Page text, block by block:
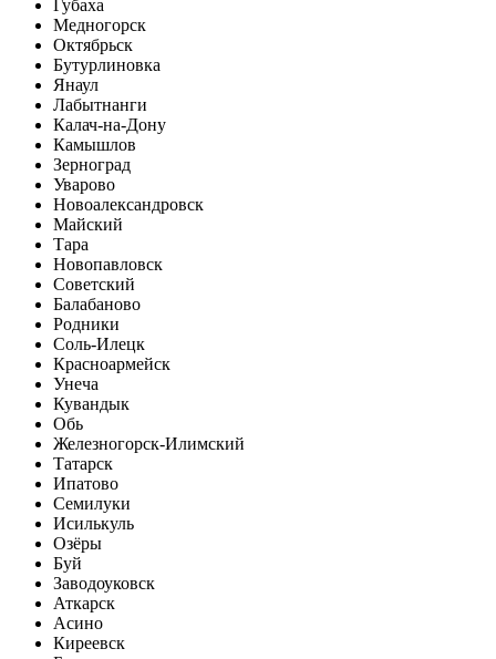
Губаха
Медногорск
Октябрьск
Бутурлиновка
Янаул
Лабытнанги
Калач-на-Дону
Камышлов
Зерноград
Уварово
Новоалександровск
Майский
Тара
Новопавловск
Советский
Балабаново
Родники
Соль-Илецк
Красноармейск
Унеча
Кувандык
Обь
Железногорск-Илимский
Татарск
Ипатово
Семилуки
Исилькуль
Озёры
Буй
Заводоуковск
Аткарск
Асино
Киреевск